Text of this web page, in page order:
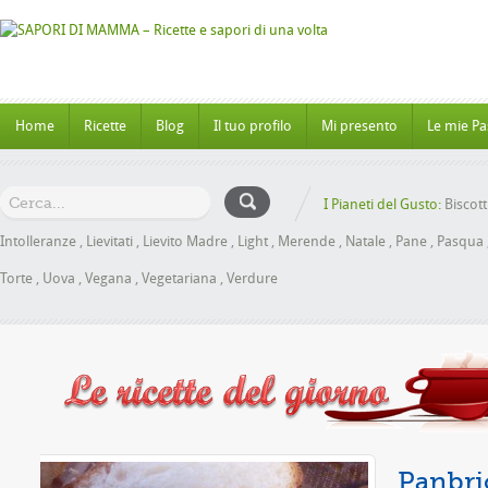
Home Ricette Blog Il tuo profilo Mi presento Le mie
I Pianeti del Gusto:
Intolleranze , Lievitati , Lievito Madre , Light , Merende , Natale , Pane , Pasqua
Torte , Uova , Vegana , Vegetariana , Verdure
senza